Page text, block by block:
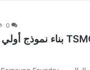
0
طلبت شركة Qualcomm من Samsung Foundry وTSMC بناء نموذج أولي